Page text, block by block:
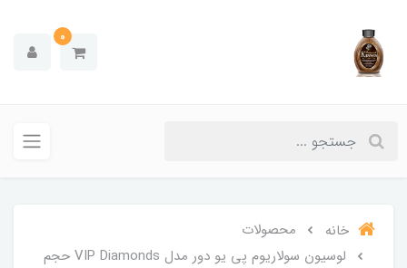
0
خانه
محصولات
لوسیون سولاریوم پی یو دور مدل VIP Diamonds حجم